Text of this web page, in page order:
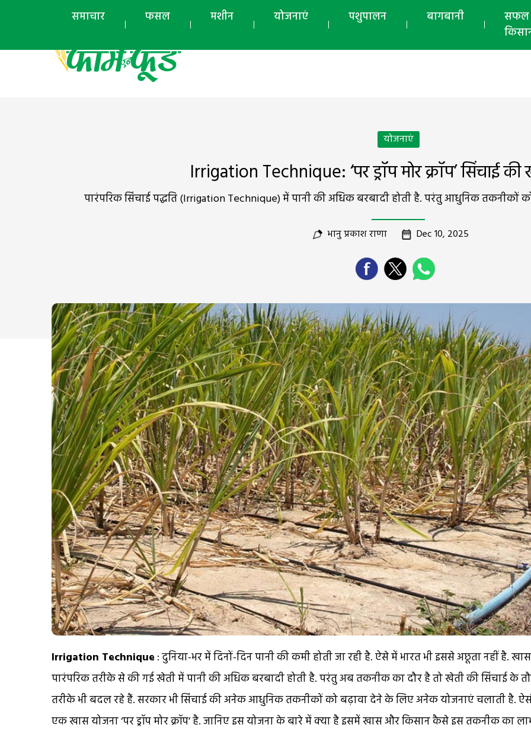
समाचार फसल मशीन योजनाएं पशुपालन बागबानी
सफल
योजनाएं
Irrigation Technique: ‘पर ड्रॉप मोर क्रॉप’ सिंचाई
पारंपरिक सिंचाई पद्धति (Irrigation Technique) में पानी की अधिक बरबादी होती है. परंतु आधुनिक
भानु प्रकाश राणा Dec 10, 2025
Irrigation Technique : दुनिया-भर में दिनों-दिन पानी की कमी होती जा रही है. ऐसे में भारत भी इससे अछूता नहीं है.
पारंपरिक तरीके से की गई खेती में पानी की अधिक बरबादी होती है. परंतु अब तकनीक का दौर है तो खेती की सिंचाई के
तरीके भी बदल रहे हैं. सरकार भी सिंचाई की अनेक आधुनिक तकनीकों को बढ़ावा देने के लिए अनेक योजनाएं चलाती है.
एक खास योजना ‘पर ड्रॉप मोर क्रॉप’ है. जानिए इस योजना के बारे में क्या है इसमें खास और किसान कैसे इस तकनीक का